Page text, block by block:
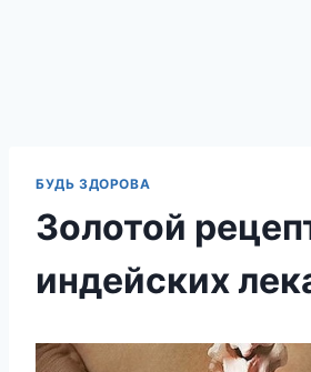
БУДЬ ЗДОРОВА
Золотой
индейских